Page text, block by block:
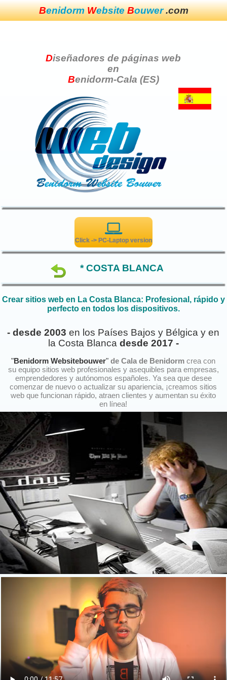
Benidorm Website Bouwer .com
Diseñadores de páginas web
en
Benidorm-Cala (ES)
Click -> PC-Laptop version
* COSTA BLANCA
Crear sitios web en La Costa Blanca: Profesional, rápido y
perfecto en todos los dispositivos.
- desde 2003en los Países Bajos y Bélgica y en
la Costa Blanca desde 2017 -
"Benidorm Websitebouwer"de Cala de Benidormcrea con
su equipo sitios web profesionales y asequibles para empresas,
emprendedores y autónomos españoles. Ya sea que desee
comenzar de nuevo o actualizar su apariencia, ¡creamos sitios
web que funcionan rápido, atraen clientes y aumentan su éxito
en línea!